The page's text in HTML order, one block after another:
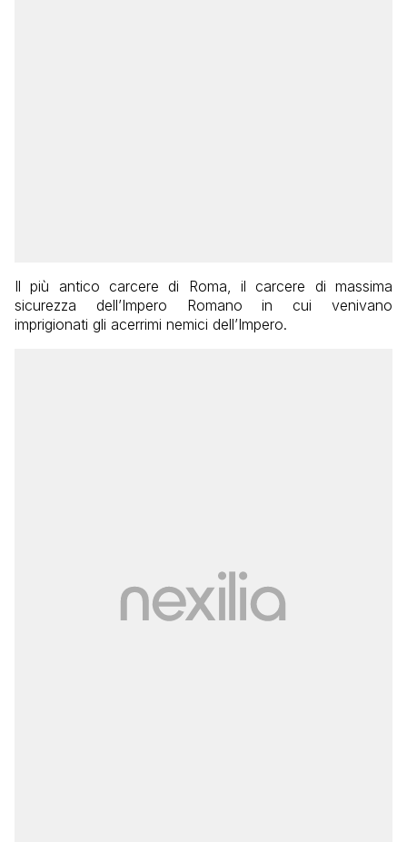
Il più antico carcere di Roma, il carcere di massima
sicurezza dell’Impero Romano in cui venivano
imprigionati gli acerrimi nemici dell’Impero.